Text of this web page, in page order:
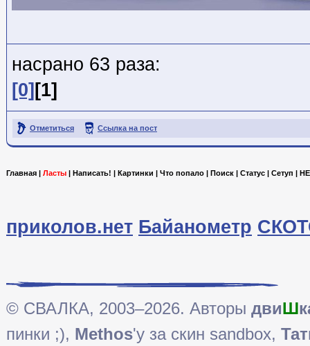
насрано 63 раза:
[0] [1]
Отметиться Ссылка на пост
Главная | Ласты | Написать! | Картинки | Что попало | Поиск | Статус | Сетуп |
приколов.нет Байанометр
© СВАЛКА, 2003–2026. Авторы двиШ
пинки ;), Methos'у за скин sandbox,